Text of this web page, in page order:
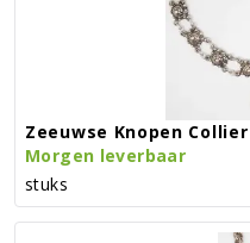
Zeeuwse Knopen
Morgen leverbaar
stuks